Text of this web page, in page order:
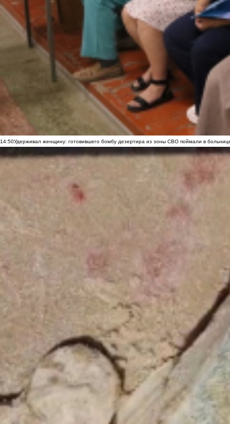
14:50Удерживал женщину: готовившего бомбу дезертира из зоны СВО поймали в